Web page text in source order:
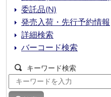
委託品(N)
発売入荷・先行予約情報
詳細検索
バーコード検索
キーワード検索